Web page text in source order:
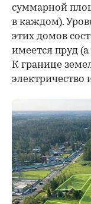
суммарной
в каждом).
этих домов
имеется пруд
К границе
электричество